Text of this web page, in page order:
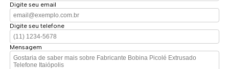
Digite seu email
Digite seu telefone
Mensagem